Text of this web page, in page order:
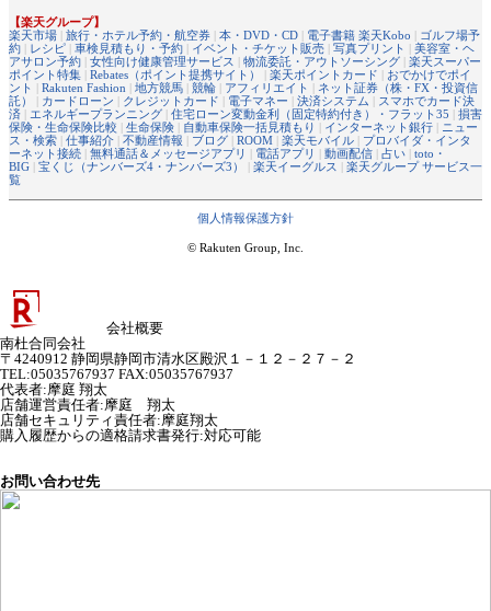
【楽天グループ】
楽天市場 | 旅行・ホテル予約・航空券 | 本・DVD・CD | 電子書籍 楽天Kobo | ゴルフ場予
約 | レシピ | 車検見積もり・予約 | イベント・チケット販売 | 写真プリント | 美容室・ヘ
アサロン予約 | 女性向け健康管理サービス | 物流委託・アウトソーシング | 楽天スーパー
ポイント特集 | Rebates（ポイント提携サイト） | 楽天ポイントカード | おでかけでポイ
ント | Rakuten Fashion | 地方競馬 | 競輪 | アフィリエイト | ネット証券（株・FX・投資信
託）
| カードローン | クレジットカード | 電子マネー | 決済システム | スマホでカード決
済 | エネルギープランニング | 住宅ローン変動金利（固定特約付き）・フラット35 | 損害
保険・生命保険比較 | 生命保険 | 自動車保険一括見積もり | インターネット銀行 | ニュー
ス・検索 | 仕事紹介 | 不動産情報 | ブログ | ROOM | 楽天モバイル | プロバイダ・インタ
ーネット接続 | 無料通話＆メッセージアプリ | 電話アプリ | 動画配信 | 占い | toto・
BIG | 宝くじ（ナンバーズ4・ナンバーズ3） | 楽天イーグルス | 楽天グループ サービス一
覧
個人情報保護方針
© Rakuten Group, Inc.
会社概要
南杜合同会社
〒4240912 静岡県静岡市清水区殿沢１－１２－２７－２
TEL:05035767937 FAX:05035767937
代表者:摩庭 翔太
店舗運営責任者:摩庭 翔太
店舗セキュリティ責任者:摩庭翔太
購入履歴からの適格請求書発行:対応可能
お問い合わせ先